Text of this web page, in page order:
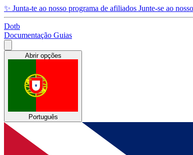
✨ Junta-te ao nosso programa de afiliados Junte-se ao
Dotb
Documentação Guias
Abrir opções
Português